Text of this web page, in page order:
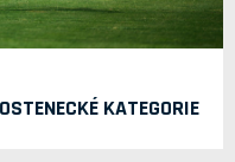
KATEGORIE